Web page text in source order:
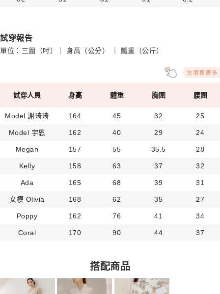
試穿報告
單位：三圍（吋）｜ 身高（公分） ｜ 體重（公斤）
試穿人員 身高 體重 胸圍 腰圍
Model 謝琦琦 164 45 32 25
Model 宇恩 162 40 29 24
Megan 157 55 35.5 28
Kelly 158 63 37 32
Ada 165 68 39 31
女模 Olivia 168 62 35 27
Poppy 162 76 41 34
Coral 170 90 44 37
搭配商品